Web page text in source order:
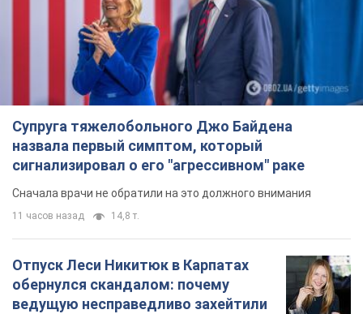
Супруга тяжелобольного Джо Байдена
назвала первый симптом, который
сигнализировал о его "агрессивном" раке
Сначала врачи не обратили на это должного внимания
11 часов назад 14,8 т.
Отпуск Леси Никитюк в Карпатах
обернулся скандалом: почему
ведущую несправедливо захейтили